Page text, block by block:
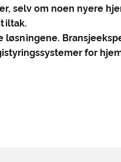
selv om noen nyere
for